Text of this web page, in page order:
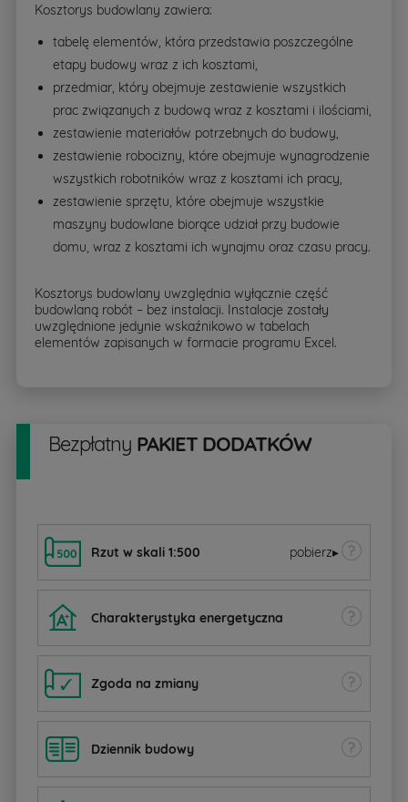
Kosztorys budowlany zawiera:
tabelę elementów, która przedstawia poszczególne
etapy budowy wraz z ich kosztami,
przedmiar, który obejmuje zestawienie wszystkich
prac związanych z budową wraz z kosztami i ilościami,
zestawienie materiałów potrzebnych do budowy,
zestawienie robocizny, które obejmuje wynagrodzenie
wszystkich robotników wraz z kosztami ich pracy,
zestawienie sprzętu, które obejmuje wszystkie
maszyny budowlane biorące udział przy budowie
domu, wraz z kosztami ich wynajmu oraz czasu pracy.
Kosztorys budowlany uwzględnia wyłącznie część
budowlaną robót – bez instalacji. Instalacje zostały
uwzględnione jedynie wskaźnikowo w tabelach
elementów zapisanych w formacie programu Excel.
Bezpłatny PAKIET DODATKÓW
Rzut w skali 1:500 pobierz▸
Charakterystyka energetyczna
Zgoda na zmiany
Dziennik budowy